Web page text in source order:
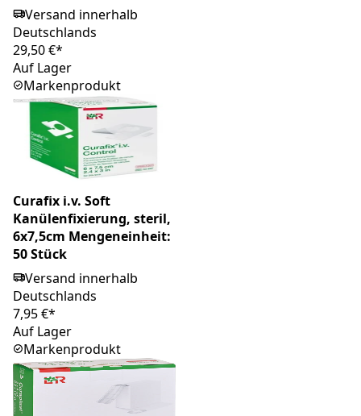
Versand innerhalb
Deutschlands
29,50 €*
Auf Lager
Markenprodukt
Curafix i.v. Soft
Kanülenfixierung, steril,
6x7,5cm Mengeneinheit:
50 Stück
Versand innerhalb
Deutschlands
7,95 €*
Auf Lager
Markenprodukt